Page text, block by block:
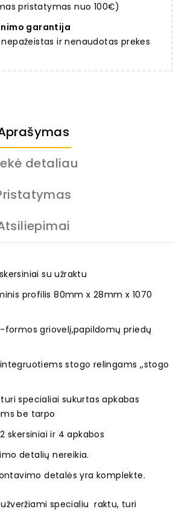
pristatymas nuo 100€)
garantija
ir nenaudotas prekes
detaliau
su užraktu
profilis 80mm x 28mm x 1070
formos griovelį,papildomų priedų
stogo relingams ,,stogo
specialiai sukurtas apkabas
be tarpo
skersiniai ir 4 apkabos
detalių nereikia.
detalės yra komplekte.
specialiu raktu, turi